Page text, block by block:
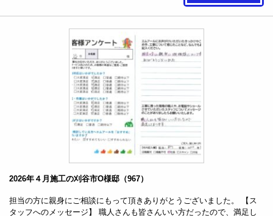
2026年４月施工の刈谷市O様邸（967）
担当の方に親身にご相談にもって頂きありがとうございました。 【ス
タッフへのメッセージ】 職人さんも皆さんいい方だったので、満足し